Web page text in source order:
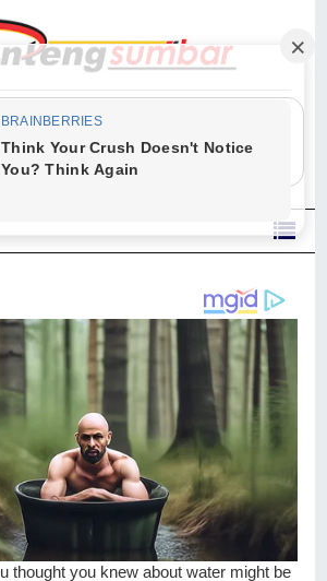
dan para malaikat-Nya berselawat untuk Nabi.
beriman, berselawatlah kamu untuk Nabi dan
penuh penghormatan kepadanya." (Qs. Al
Ahzab Ayat 56)